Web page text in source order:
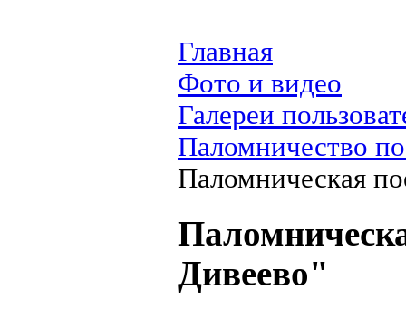
Главная
Фото и видео
Галереи
Паломничество
Паломническая
Дивеево"